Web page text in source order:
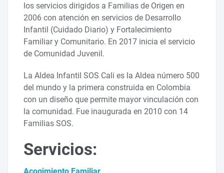
los servicios dirigidos a Familias de Origen en
2006 con atención en servicios de Desarrollo
Infantil (Cuidado Diario) y Fortalecimiento
Familiar y Comunitario. En 2017 inicia el servicio
de Comunidad Juvenil.
La Aldea Infantil SOS Cali es la Aldea número 500
del mundo y la primera construida en Colombia
con un diseño que permite mayor vinculación con
la comunidad. Fue inaugurada en 2010 con 14
Familias SOS.
Servicios: